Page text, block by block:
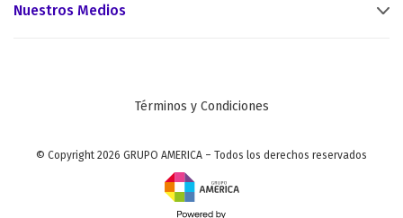
Nuestros Medios
Términos y Condiciones
© Copyright 2026 GRUPO AMERICA – Todos los derechos reservados